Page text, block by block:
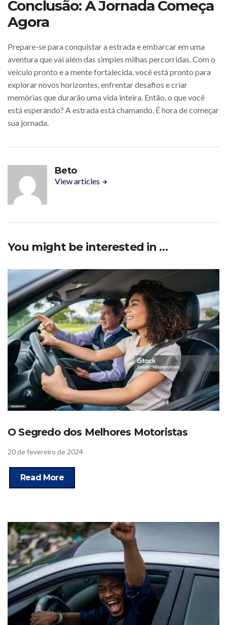
Conclusão: A Jornada Começa
Agora
Prepare-se para conquistar a estrada e embarcar em uma
aventura que vai além das simples milhas percorridas. Com o
veículo pronto e a mente fortalecida, você está pronto para
explorar novos horizontes, enfrentar desafios e criar
memórias que durarão uma vida inteira. Então, o que você
está esperando? A estrada está chamando. É hora de começar
sua jornada.
Beto
View articles
You might be interested in …
O Segredo dos Melhores Motoristas
20 de fevereiro de 2024
Read More